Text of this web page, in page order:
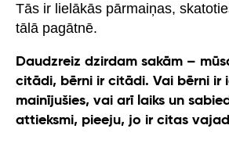
Tās ir lielākās pārmaiņas,
tālā pagātnē.
Daudzreiz dzirdam sakām –
citādi, bērni ir citādi. Vai bērni ir
mainījušies, vai arī laiks un
attieksmi, pieeju, jo ir citas